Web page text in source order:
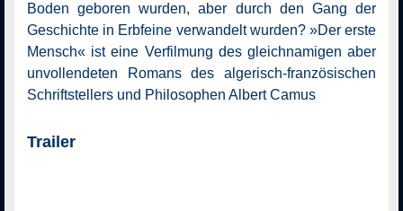
Boden geboren wurden, aber durch den Gang der
Geschichte in Erbfeine verwandelt wurden? »Der erste
Mensch« ist eine Verfilmung des gleichnamigen aber
unvollendeten Romans des algerisch-französischen
Schriftstellers und Philosophen Albert Camus
Trailer